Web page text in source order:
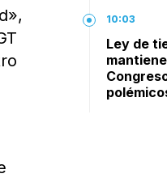
10:03
Ley de